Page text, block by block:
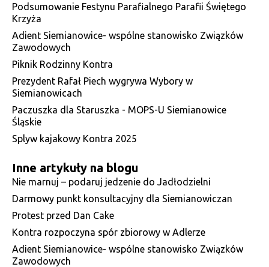
Podsumowanie Festynu Parafialnego Parafii Świętego
Krzyża
Adient Siemianowice- wspólne stanowisko Związków
Zawodowych
Piknik Rodzinny Kontra
Prezydent Rafał Piech wygrywa Wybory w
Siemianowicach
Paczuszka dla Staruszka - MOPS-U Siemianowice
Śląskie
Splyw kajakowy Kontra 2025
Inne artykuły na blogu
Nie marnuj – podaruj jedzenie do Jadłodzielni
Darmowy punkt konsultacyjny dla Siemianowiczan
Protest przed Dan Cake
Kontra rozpoczyna spór zbiorowy w Adlerze
Adient Siemianowice- wspólne stanowisko Związków
Zawodowych